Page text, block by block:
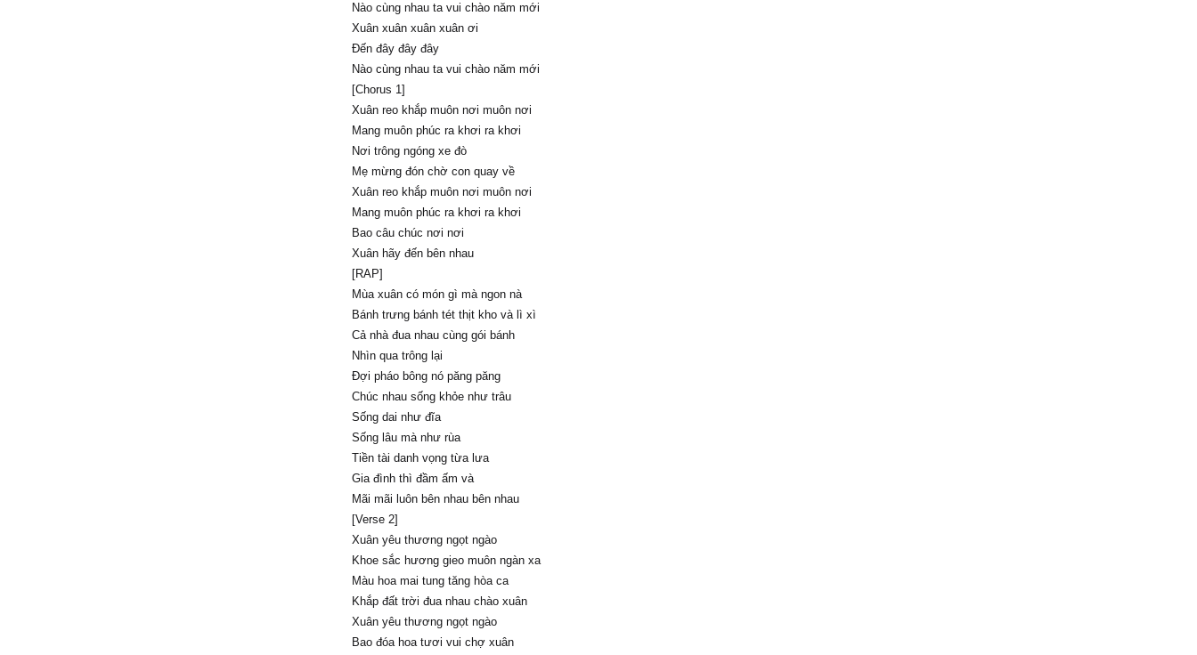
Nào cùng nhau ta vui chào năm mới
Xuân xuân xuân xuân ơi
Đến đây đây đây
Nào cùng nhau ta vui chào năm mới
[Chorus 1]
Xuân reo khắp muôn nơi muôn nơi
Mang muôn phúc ra khơi ra khơi
Nơi trông ngóng xe đò
Mẹ mừng đón chờ con quay về
Xuân reo khắp muôn nơi muôn nơi
Mang muôn phúc ra khơi ra khơi
Bao câu chúc nơi nơi
Xuân hãy đến bên nhau
[RAP]
Mùa xuân có món gì mà ngon nà
Bánh trưng bánh tét thịt kho và lì xì
Cả nhà đua nhau cùng gói bánh
Nhìn qua trông lại
Đợi pháo bông nó păng păng
Chúc nhau sống khỏe như trâu
Sống dai như đĩa
Sống lâu mà như rùa
Tiền tài danh vọng từa lưa
Gia đình thì đầm ấm và
Mãi mãi luôn bên nhau bên nhau
[Verse 2]
Xuân yêu thương ngọt ngào
Khoe sắc hương gieo muôn ngàn xa
Màu hoa mai tung tăng hòa ca
Khắp đất trời đua nhau chào xuân
Xuân yêu thương ngọt ngào
Bao đóa hoa tươi vui chợ xuân